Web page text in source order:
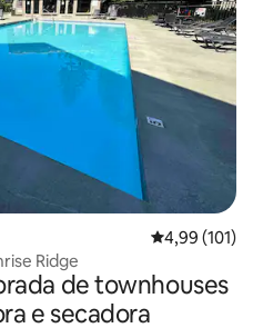
4,99 de uma
4,99 (101)
Ridge
de townhouses
e secadora